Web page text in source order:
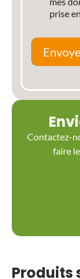
prise
Contactez-
faire
Produits